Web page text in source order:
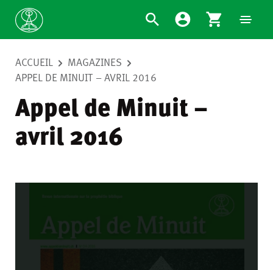
ACCUEIL
MAGAZINES
APPEL DE MINUIT – AVRIL 2016
Appel de Minuit –
avril 2016